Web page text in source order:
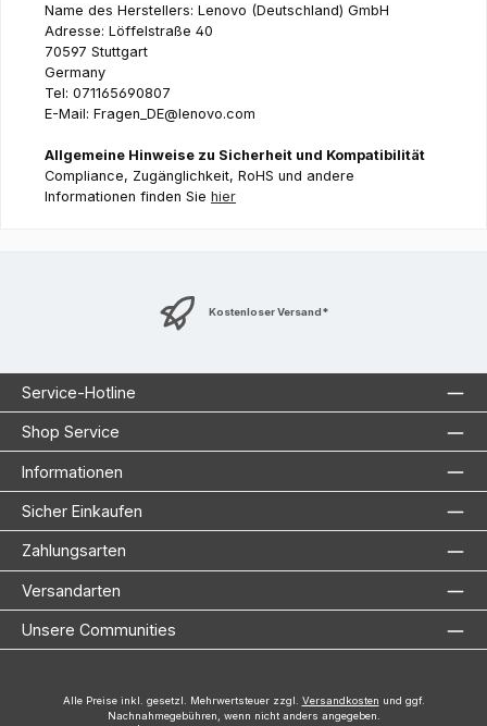
Name des Herstellers: Lenovo (Deutschland) GmbH
Adresse: Löffelstraße 40
70597 Stuttgart
Germany
Tel: 071165690807
E-Mail: Fragen_DE@lenovo.com
Allgemeine Hinweise zu Sicherheit und Kompatibilität
Compliance, Zugänglichkeit, RoHS und andere
Informationen finden Sie hier
Kostenloser Versand*
Service-Hotline
Shop Service
Informationen
Sicher Einkaufen
Zahlungsarten
Versandarten
Unsere Communities
Alle Preise inkl. gesetzl. Mehrwertsteuer zzgl. Versandkosten und ggf.
Nachnahmegebühren, wenn nicht anders angegeben.